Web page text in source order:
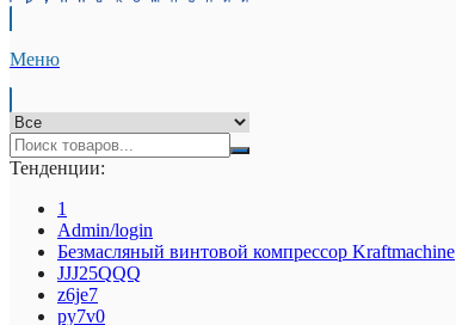
Меню
Тенденции:
1
Admin/login
Безмасляный винтовой компрессор Kraftmaсhine
JJJ25QQQ
z6je7
py7v0